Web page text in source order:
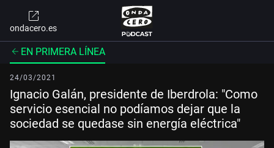
ondacero.es
EN PRIMERA LÍNEA
24/03/2021
Ignacio Galán, presidente de Iberdrola: "Como
servicio esencial no podíamos dejar que la
sociedad se quedase sin energía eléctrica"